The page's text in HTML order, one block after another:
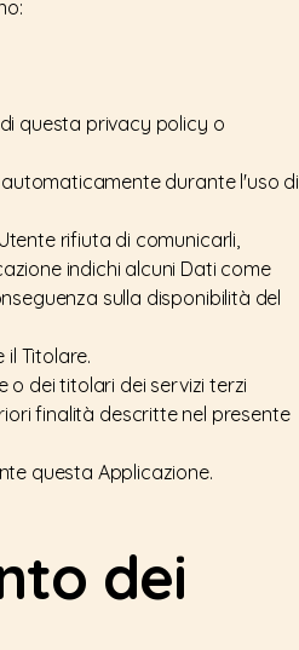
questa privacy policy o
durante l'uso di
rifiuta di comunicarli,
indichi alcuni Dati come
sulla disponibilità del
Titolare.
o dei titolari dei servizi terzi
finalità descritte nel presente
questa Applicazione.
dei